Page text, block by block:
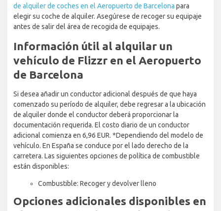
de alquiler de coches en el Aeropuerto de Barcelona para
elegir su coche de alquiler. Asegúrese de recoger su equipaje
antes de salir del área de recogida de equipajes.
Información útil al alquilar un
vehículo de Flizzr en el Aeropuerto
de Barcelona
Si desea añadir un conductor adicional después de que haya
comenzado su período de alquiler, debe regresar a la ubicación
de alquiler donde el conductor deberá proporcionar la
documentación requerida. El costo diario de un conductor
adicional comienza en 6,96 EUR. *Dependiendo del modelo de
vehículo. En España se conduce por el lado derecho de la
carretera. Las siguientes opciones de política de combustible
están disponibles:
Combustible: Recoger y devolver lleno
Opciones adicionales disponibles en